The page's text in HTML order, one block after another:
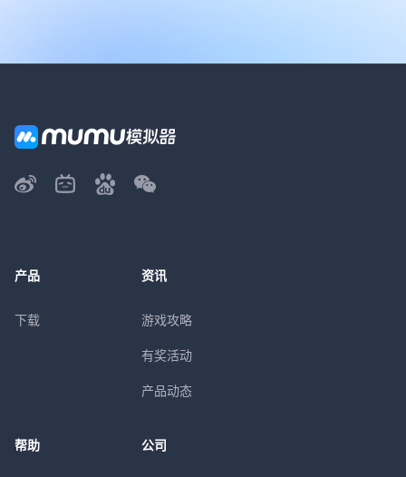
产品
下载
资讯
游戏攻略
有奖活动
产品动态
帮助 公司